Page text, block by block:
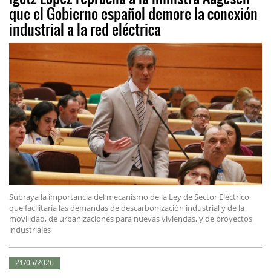
que el Gobierno español demore la conexión
industrial a la red eléctrica
Subraya la importancia del mecanismo de la Ley de Sector Eléctrico
que facilitaría las demandas de descarbonización industrial y de la
movilidad, de urbanizaciones para nuevas viviendas, y de proyectos
industriales
21/05/2026